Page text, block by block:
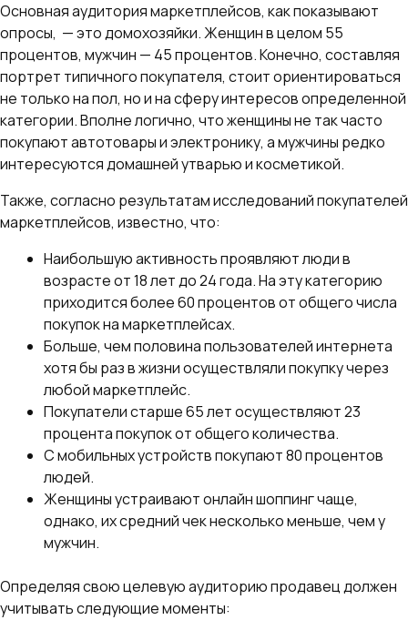
Основная аудитория маркетплейсов, как показывают
опросы, — это домохозяйки. Женщин в целом 55
процентов, мужчин — 45 процентов. Конечно, составляя
портрет типичного покупателя, стоит ориентироваться
не только на пол, но и на сферу интересов определенной
категории. Вполне логично, что женщины не так часто
покупают автотовары и электронику, а мужчины редко
интересуются домашней утварью и косметикой.
Также, согласно результатам исследований покупателей
маркетплейсов, известно, что:
Наибольшую активность проявляют люди в
возрасте от 18 лет до 24 года. На эту категорию
приходится более 60 процентов от общего числа
покупок на маркетплейсах.
Больше, чем половина пользователей интернета
хотя бы раз в жизни осуществляли покупку через
любой маркетплейс.
Покупатели старше 65 лет осуществляют 23
процента покупок от общего количества.
С мобильных устройств покупают 80 процентов
людей.
Женщины устраивают онлайн шоппинг чаще,
однако, их средний чек несколько меньше, чем у
мужчин.
Определяя свою целевую аудиторию продавец должен
учитывать следующие моменты: